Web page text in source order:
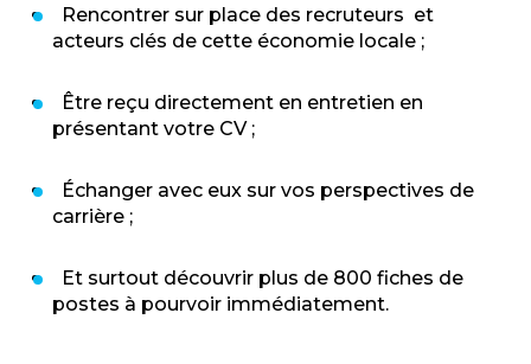
Rencontrer sur place des recruteurs et
acteurs clés de cette économie locale ;
Être reçu directement en entretien en
présentant votre CV ;
Échanger avec eux sur vos perspectives de
carrière ;
Et surtout découvrir plus de 800 fiches de
postes à pourvoir immédiatement.